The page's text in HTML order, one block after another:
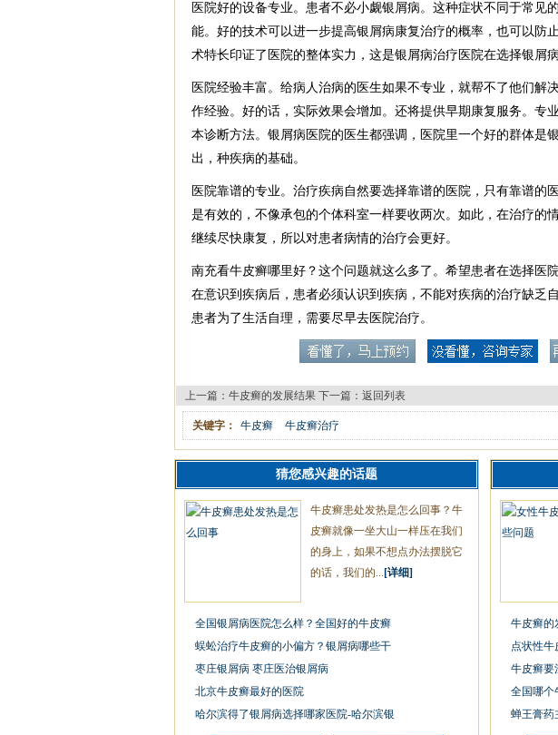
医院好的设备专业。患者不必小觑银屑病。这种症状不同于常见
能。好的技术可以进一步提高银屑病康复治疗的概率，也可以防
术特长印证了医院的整体实力，这是银屑病治疗医院在选择银屑
医院经验丰富。给病人治病的医生如果不专业，就帮不了他们解
作经验。好的话，实际效果会增加。还将提供早期康复服务。专
本诊断方法。银屑病医院的医生都强调，医院里一个好的群体是
出，种疾病的基础。
医院靠谱的专业。治疗疾病自然要选择靠谱的医院，只有靠谱的
是有效的，不像承包的个体科室一样要收两次。如此，在治疗的
继续尽快康复，所以对患者病情的治疗会更好。
南充看牛皮癣哪里好？这个问题就这么多了。希望患者在选择医
在意识到疾病后，患者必须认识到疾病，不能对疾病的治疗缺乏
患者为了生活自理，需要尽早去医院治疗。
上一篇： 牛皮癣的发展结果 下一篇： 返回列表
关键字： 牛皮癣 牛皮癣治疗
猜您感兴趣的话题
牛皮癣患处发热是怎么回事？牛
皮癣就像一坐大山一样压在我们
的身上，如果不想点办法摆脱它
的话，我们的... [详细]
全国银屑病医院怎么样？全国好的牛皮癣
蜈蚣治疗牛皮癣的小偏方？银屑病哪些干
枣庄银屑病 枣庄医治银屑病
北京牛皮癣最好的医院
哈尔滨得了银屑病选择哪家医院-哈尔滨银
牛皮癣的
点状性牛
牛皮癣要
全国哪个
蝉王膏药